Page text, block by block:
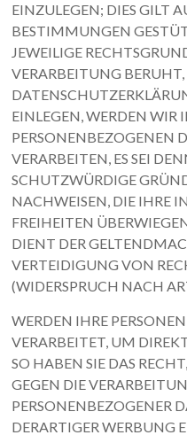
EINZULEGEN; DIES GILT
BESTIMMUNGEN
JEWEILIGE
VERARBEITUNG
EINLEGEN, WERDEN WIR
PERSONENBEZOGENEN
VERARBEITEN, ES SEI
SCHUTZWÜRDIGE
NACHWEISEN, DIE IHRE
FREIHEITEN
DIENT DER
VERTEIDIGUNG VON
(WIDERSPRUCH NACH
WERDEN IHRE
VERARBEITET, UM
SO HABEN SIE DAS
GEGEN DIE
PERSONENBEZOGENER
DERARTIGER WERBUNG